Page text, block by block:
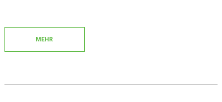
MEHR